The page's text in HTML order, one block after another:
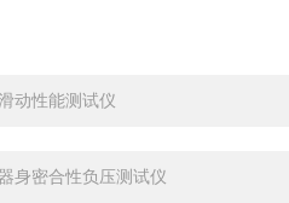
动性能测试仪
身密合性负压测试仪